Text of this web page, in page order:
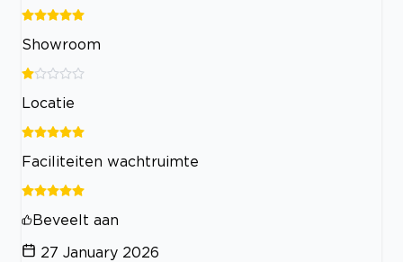
Showroom
Locatie
Faciliteiten wachtruimte
Beveelt aan
27 January 2026